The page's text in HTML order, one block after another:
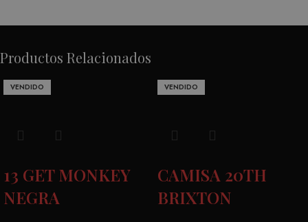
Productos Relacionados
VENDIDO
13 GET MONKEY
NEGRA
VENDIDO
CAMISA 20TH
BRIXTON